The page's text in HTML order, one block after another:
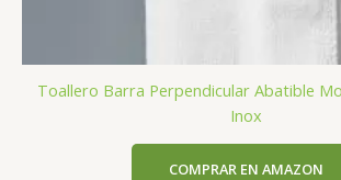
Toallero Barra Perpendicular Abatible
Inox
COMPRAR EN AMAZON